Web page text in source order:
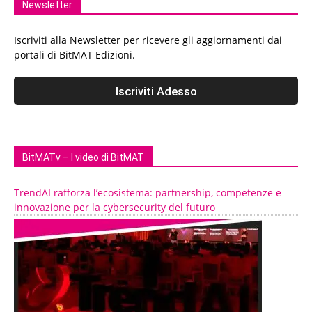
Newsletter
Iscriviti alla Newsletter per ricevere gli aggiornamenti dai
portali di BitMAT Edizioni.
BitMATv – I video di BitMAT
TrendAI rafforza l’ecosistema: partnership, competenze e
innovazione per la cybersecurity del futuro